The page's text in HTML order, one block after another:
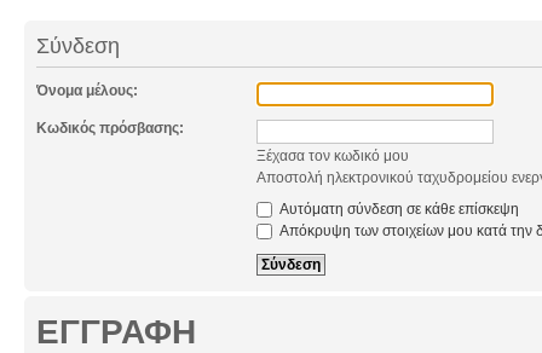
Σύνδεση
Όνομα μέλους:
Κωδικός πρόσβασης:
Ξέχασα τον κωδικό μου
Αποστολή ηλεκτρονικού ταχυδρομείου
Αυτόματη σύνδεση σε κάθε επίσκεψη
Απόκρυψη των στοιχείων μου κατά την
ΕΓΓΡΑΦΉ